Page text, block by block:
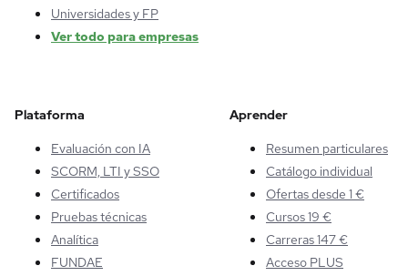
Universidades y FP
Ver todo para empresas
Plataforma
Evaluación con IA
SCORM, LTI y SSO
Certificados
Pruebas técnicas
Analítica
FUNDAE
Aprender
Resumen particulares
Catálogo individual
Ofertas desde 1 €
Cursos 19 €
Carreras 147 €
Acceso PLUS